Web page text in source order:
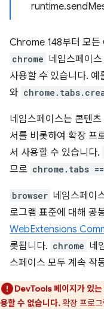
Chrome 148부터 모든
chrome 네임스페이스
사용할 수 있습니다. 예
와
네임스페이스는 콘텐
서를 비롯하여 확장 프
서 사용할 수 있습니다.
므로 chrome.tabs
browser 네임스페이
로그램 표준에 대해 공
WebExtensions
롯됩니다. chrome 네
스페이스 모두 계속 작
DevTools 페이지가 있는
용할 수 없습니다.확장 프로그